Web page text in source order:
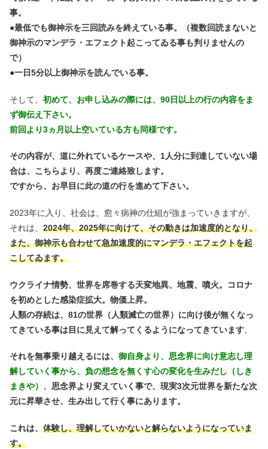
事。
●最低でも御神示を三回読みを終えている事。（複数回読まないと
御神示のマンデラ・エフェクト起こってゐる事も判りませんの
で）
●一日5分以上御神示を読んでいる事。
そして、 初めて、お申し込みの際には、90日以上の行の内容をま
ず御伝え下さい。
前回より3ヵ月以上空いている方も同様です。
その内容が、道に外れているケースや、1人分に到達していない場
合は、こちらより、再度ご連絡致します。
ですから、お早目に此の道の行を進めて下さい。
2023年に入り、社会は、愈々病神の仕組が強まっていきますが、
それは、 2024年、2025年に向けて、その動きは加速度的となり、
また、御神示も合わせて急加速度的にマンデラ・エフェクトを起
こしてゐます。
ウクライナ情勢、世界を席巻する天変地異、地震、噴火。コロナ
を初めとした感染症拡大。物価上昇。
人類の存続は、81の世界（人類滅亡の世界）に向け後が無くなっ
てきている事は目に見えて解ってくるようになってきています。
それを無事乗り越えるには、 御自身より、思念界に向け意志し理
解していく事から、負の想念を無くす心の変化を生みだし（しき
まきや）、 思念界より変えていく事で、現実3次元世界を新たな次
元に昇華させ、生み出して行く事にあります。
これは、 体験し、理解していかないと解らないようになっていま
す。